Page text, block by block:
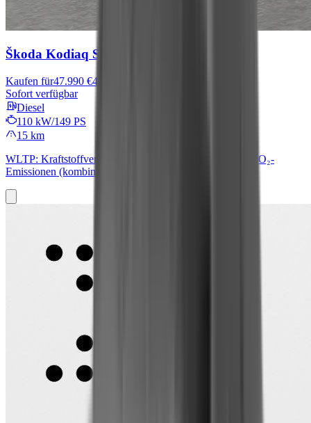
Škoda Kodiaq Selection
Kaufen für47.990 €49.490 €
Sofort verfügbar
Diesel
110 kW/149 PS
15 km
WLTP: Kraftstoffverbrauch (kombiniert): 5,4 l/100 km; CO₂-
Emissionen (kombiniert): 140 g/km; CO₂-Klasse: E.